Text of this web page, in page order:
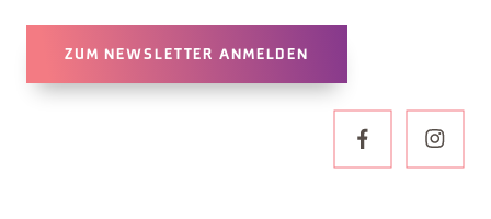
ZUM NEWSLETTER ANMELDEN